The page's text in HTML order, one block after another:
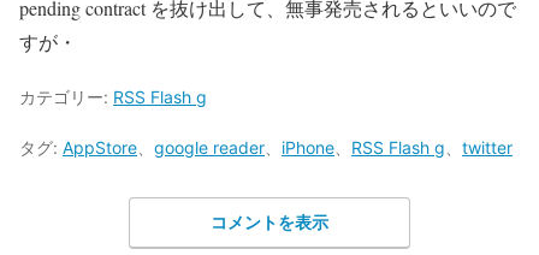
pending contract を抜け出して、無事発売されるといいので
すが・
カテゴリー: RSS Flash g
タグ: AppStore google reader iPhone RSS Flash g twitter
コメントを表示